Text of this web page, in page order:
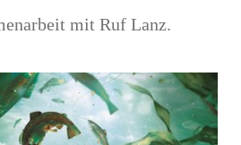
mit Ruf Lanz.